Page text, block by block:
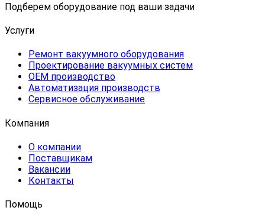
Подберем оборудование под ваши задачи
Услуги
Ремонт вакуумного оборудования
Проектирование вакуумных систем
OEM производство
Автоматизация производств
Сервисное обслуживание
Компания
О компании
Поставщикам
Вакансии
Контакты
Помощь